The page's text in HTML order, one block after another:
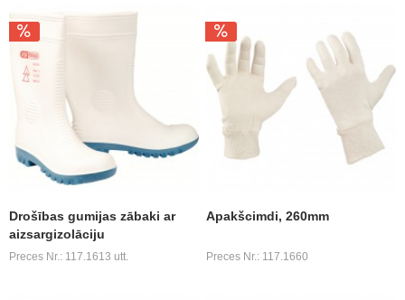
Drošības gumijas zābaki ar
aizsargizolāciju
Preces Nr.: 117.1613 utt.
Apakšcimdi, 260mm
Preces Nr.: 117.1660